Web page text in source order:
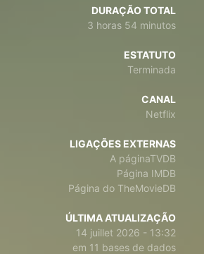
DURAÇÃO TOTAL
3 horas 54 minutos
ESTATUTO
Terminada
CANAL
Netflix
LIGAÇÕES EXTERNAS
A páginaTVDB
Página IMDB
Página do TheMovieDB
ÚLTIMA ATUALIZAÇÃO
14 juillet 2026 - 13:32
em 11 bases de dados